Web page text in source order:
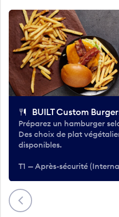
Précédent
Préparez un hamburger
Des choix de plat
disponibles.